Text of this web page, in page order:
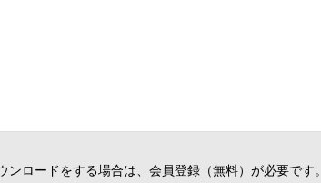
ロードをする場合は、会員登録（無料）が必要です。